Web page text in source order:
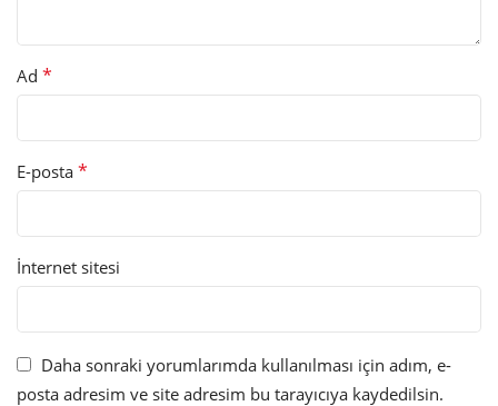
Ad *
E-posta *
İnternet sitesi
Daha sonraki yorumlarımda kullanılması için adım, e-
posta adresim ve site adresim bu tarayıcıya kaydedilsin.